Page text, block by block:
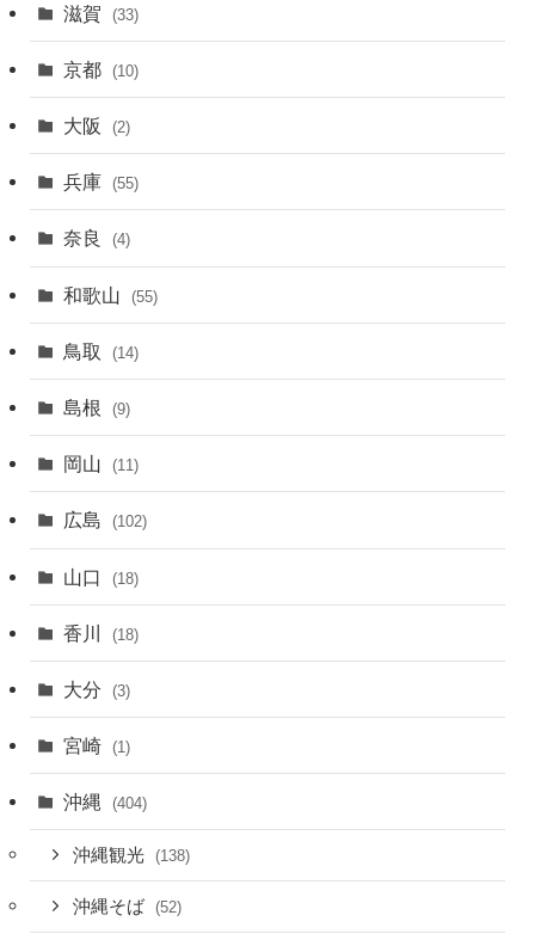
滋賀 (33)
京都 (10)
大阪 (2)
兵庫 (55)
奈良 (4)
和歌山 (55)
鳥取 (14)
島根 (9)
岡山 (11)
広島 (102)
山口 (18)
香川 (18)
大分 (3)
宮崎 (1)
沖縄 (404)
沖縄観光 (138)
沖縄そば (52)